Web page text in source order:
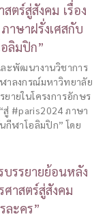
ตร์สู่สังคม เรื่อง
าษาฝรั่งเศสกับ
ลิมปิก”
ะพัฒนางานวิชาการ
าลงกรณ์มหาวิทยาลัย
ายในโครงการอักษร
สู่ #paris2024 ภาษา
กีฬาโอลิมปิก” โดย
รรยายย้อนหลัง
ศาสตร์สู่สังคม
ละคร”